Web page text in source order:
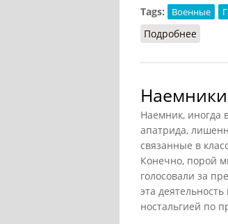
Tags:
Военные
Подробнее
Наемник, иногда
апатрида,
связанные в
Конечно, порой
голосовали за
эта
ностальгией по